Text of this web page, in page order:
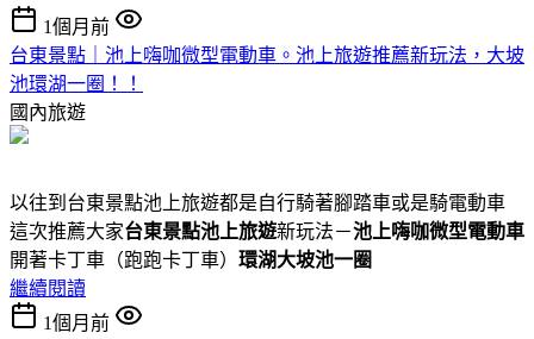
1個月前
台東景點｜池上嗨咖微型電動車。池上旅遊推薦新玩法，大坡
池環湖一圈！！
國內旅遊
以往到台東景點池上旅遊都是自行騎著腳踏車或是騎電動車
這次推薦大家台東景點池上旅遊新玩法－池上嗨咖微型電動車
開著卡丁車（跑跑卡丁車） 環湖大坡池一圈
繼續閱讀
1個月前